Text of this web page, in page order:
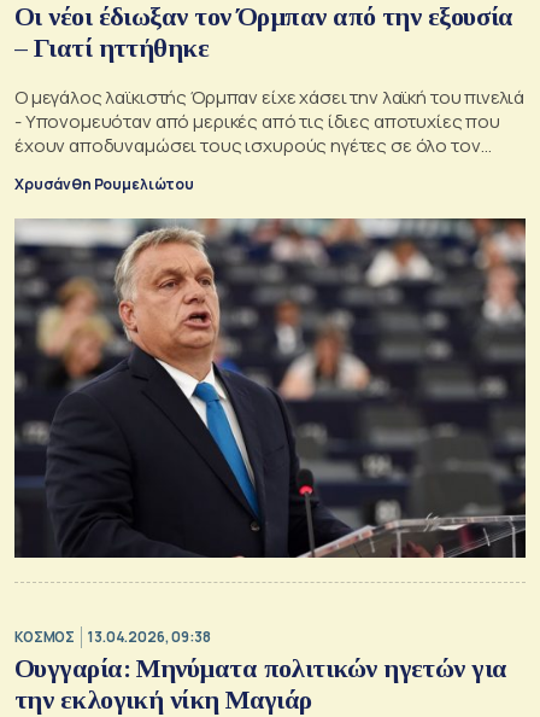
Οι νέοι έδιωξαν τον Όρμπαν από την εξουσία
– Γιατί ηττήθηκε
Ο μεγάλος λαϊκιστής Όρμπαν είχε χάσει την λαϊκή του πινελιά
- Υπονομευόταν από μερικές από τις ίδιες αποτυχίες που
έχουν αποδυναμώσει τους ισχυρούς ηγέτες σε όλο τον
κόσμο
Χρυσάνθη Ρουμελιώτου
ΚΟΣΜΟΣ 13.04.2026, 09:38
Ουγγαρία: Μηνύματα πολιτικών ηγετών για
την εκλογική νίκη Μαγιάρ